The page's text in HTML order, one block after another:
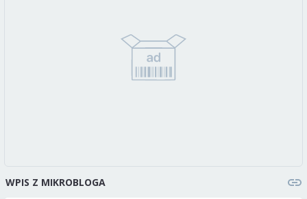
WPIS Z MIKROBLOGA